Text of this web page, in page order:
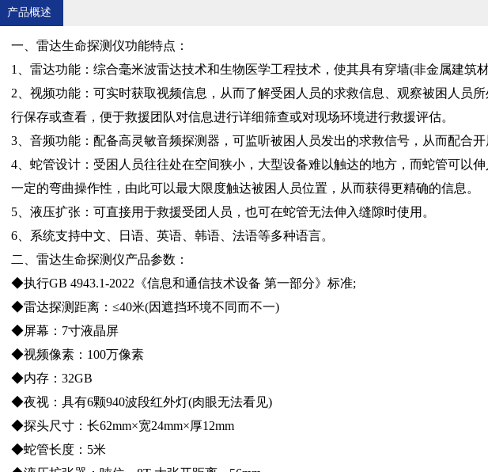
产品概述
一、雷达生命探测仪功能特点：
1、雷达功能：综合毫米波雷达技术和生物医学工程技术，使其具有穿墙(非金属建筑
2、视频功能：可实时获取视频信息，从而了解受困人员的求救信息、观察被困人员
行保存或查看，便于救援团队对信息进行详细筛查或对现场环境进行救援评估。
3、音频功能：配备高灵敏音频探测器，可监听被困人员发出的求救信号，从而配合开
4、蛇管设计：受困人员往往处在空间狭小，大型设备难以触达的地方，而蛇管可以
一定的弯曲操作性，由此可以最大限度触达被困人员位置，从而获得更精确的信息。
5、液压扩张：可直接用于救援受团人员，也可在蛇管无法伸入缝隙时使用。
6、系统支持中文、日语、英语、韩语、法语等多种语言。
二、雷达生命探测仪产品参数：
◆执行GB 4943.1-2022《信息和通信技术设备 第一部分》标准;
◆雷达探测距离：≤40米(因遮挡环境不同而不一)
◆屏幕：7寸液晶屏
◆视频像素：100万像素
◆内存：32GB
◆夜视：具有6颗940波段红外灯(肉眼无法看见)
◆探头尺寸：长62mm×宽24mm×厚12mm
◆蛇管长度：5米